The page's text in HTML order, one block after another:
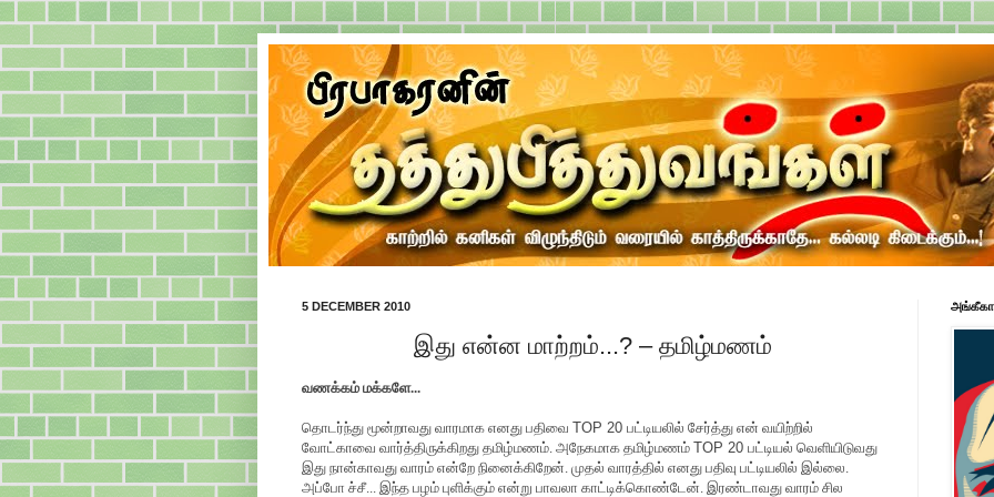
5 DECEMBER 2010
இது என்ன மாற்றம்...? – தமிழ்மணம்
வணக்கம் மக்களே...
தொடர்ந்து மூன்றாவது வாரமாக எனது பதிவை TOP 20 பட்டியலில் சேர்த்து என் வயிற்றில்
வோட்காவை வார்த்திருக்கிறது தமிழ்மணம். அநேகமாக தமிழ்மணம் TOP 20 பட்டியல் வெளியிடுவது
இது நான்காவது வாரம் என்றே நினைக்கிறேன். முதல் வாரத்தில் எனது பதிவு பட்டியலில் இல்லை.
அப்போ ச்சீ... இந்த பழம் புளிக்கும் என்று பாவலா காட்டிக்கொண்டேன். இரண்டாவது வாரம் சில